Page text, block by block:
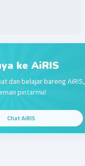
ke AiRIS
dan belajar bareng AiRIS,
pintarmu!
Chat AiRIS